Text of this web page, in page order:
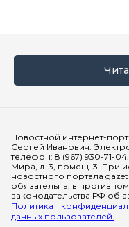
Новостной интернет-
Сергей Иванович.
телефон: 8 (967) 930-71-
Мира, д. 3, помещ. 3. При
новостного портала
обязательна, в
законодательства РФ об
Политика
данных пользователей.